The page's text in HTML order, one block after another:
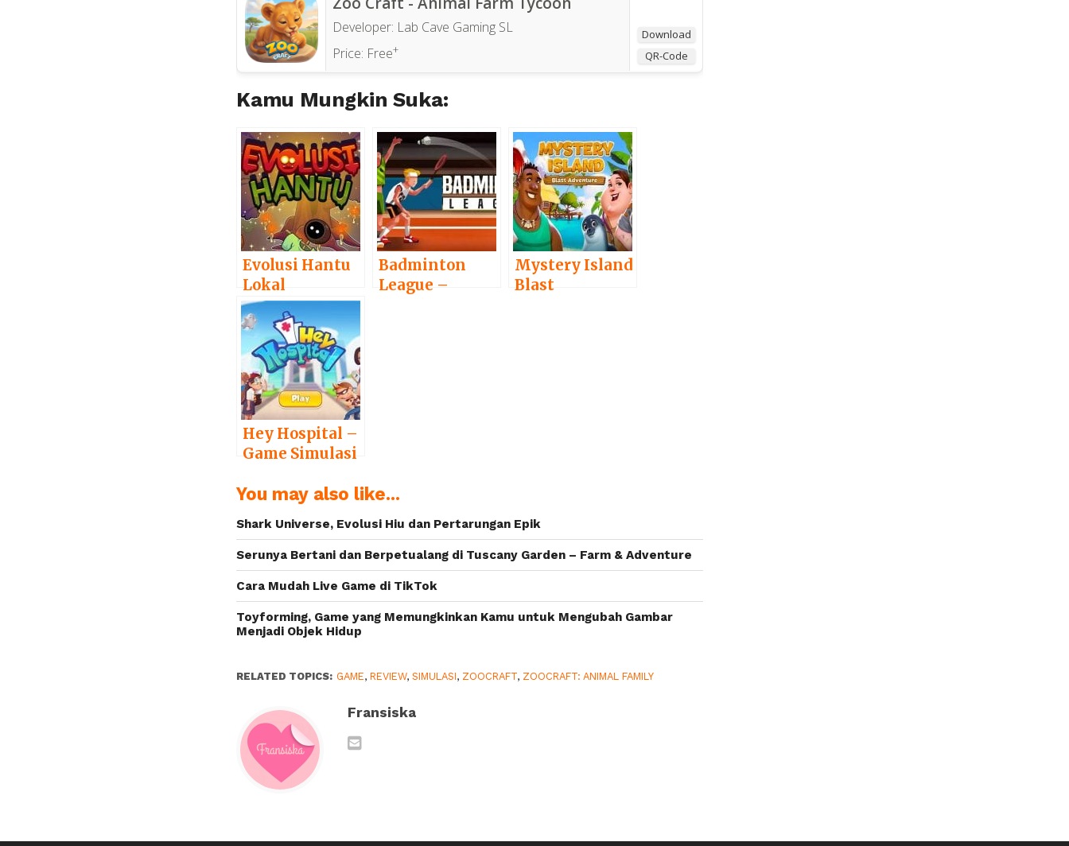
Download
QR-Code
Developer: Lab Cave Gaming SL
Price: Free+
Kamu Mungkin Suka:
Evolusi Hantu
Lokal
Indonesia –
Temukan
Hantu-hantu
Asli Indonesia
Badminton
League –
Mystery Island
Blast
Hey Hospital –
Game Simulasi
Rumah Sakit
You may also like...
Shark Universe, Evolusi Hiu dan Pertarungan Epik
Serunya Bertani dan Berpetualang di Tuscany Garden – Farm & Adventure
Cara Mudah Live Game di TikTok
Toyforming, Game yang Memungkinkan Kamu untuk Mengubah Gambar
Menjadi Objek Hidup
RELATED TOPICS: GAME,REVIEW,SIMULASI, ZOOCRAFT, ZOOCRAFT: ANIMAL FAMILY
Fransiska